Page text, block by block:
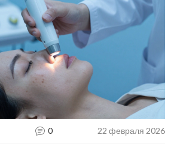
0 22 февраля 2026